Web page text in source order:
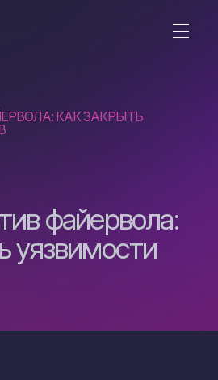
КАК ЗАКРЫТЬ
файервола:
уязвимости